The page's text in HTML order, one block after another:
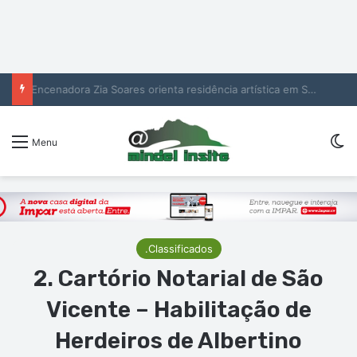
Menu
.Classificados
2. Cartório Notarial de São
Vicente – Habilitação de
Herdeiros de Albertino